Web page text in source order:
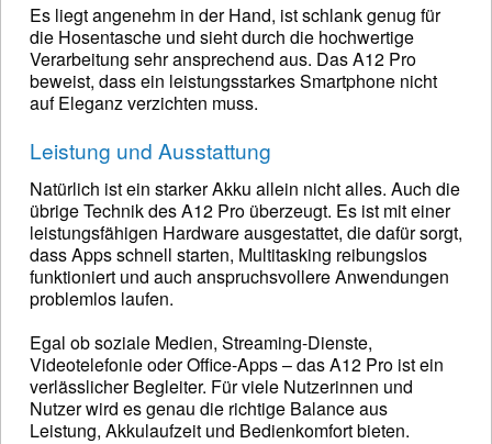
Es liegt angenehm in der Hand, ist schlank genug für
die Hosentasche und sieht durch die hochwertige
Verarbeitung sehr ansprechend aus. Das A12 Pro
beweist, dass ein leistungsstarkes Smartphone nicht
auf Eleganz verzichten muss.
Leistung und Ausstattung
Natürlich ist ein starker Akku allein nicht alles. Auch die
übrige Technik des A12 Pro überzeugt. Es ist mit einer
leistungsfähigen Hardware ausgestattet, die dafür sorgt,
dass Apps schnell starten, Multitasking reibungslos
funktioniert und auch anspruchsvollere Anwendungen
problemlos laufen.
Egal ob soziale Medien, Streaming-Dienste,
Videotelefonie oder Office-Apps – das A12 Pro ist ein
verlässlicher Begleiter. Für viele Nutzerinnen und
Nutzer wird es genau die richtige Balance aus
Leistung, Akkulaufzeit und Bedienkomfort bieten.